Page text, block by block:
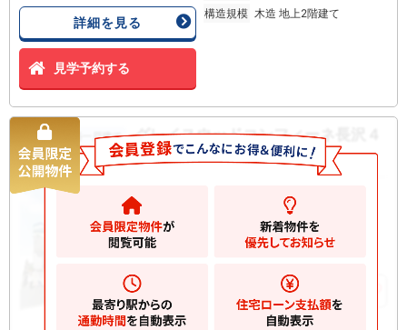
詳細を見る
見学予約する
構造規模 木造 地上2階建て
新築一戸建て
グレイスウッドコンフィーネ長沢４
丁目 新築一戸建て
川崎市多摩区長沢
136.45m2
お気に入りに追加